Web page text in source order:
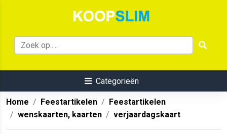
Categorieën
Home Feestartikelen
Feestartikelen
wenskaarten, kaarten
verjaardagskaart